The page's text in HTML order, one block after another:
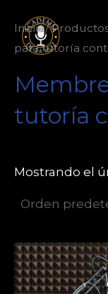
contenido
Inicio/
para tutoría
tutoría
Mostrando el